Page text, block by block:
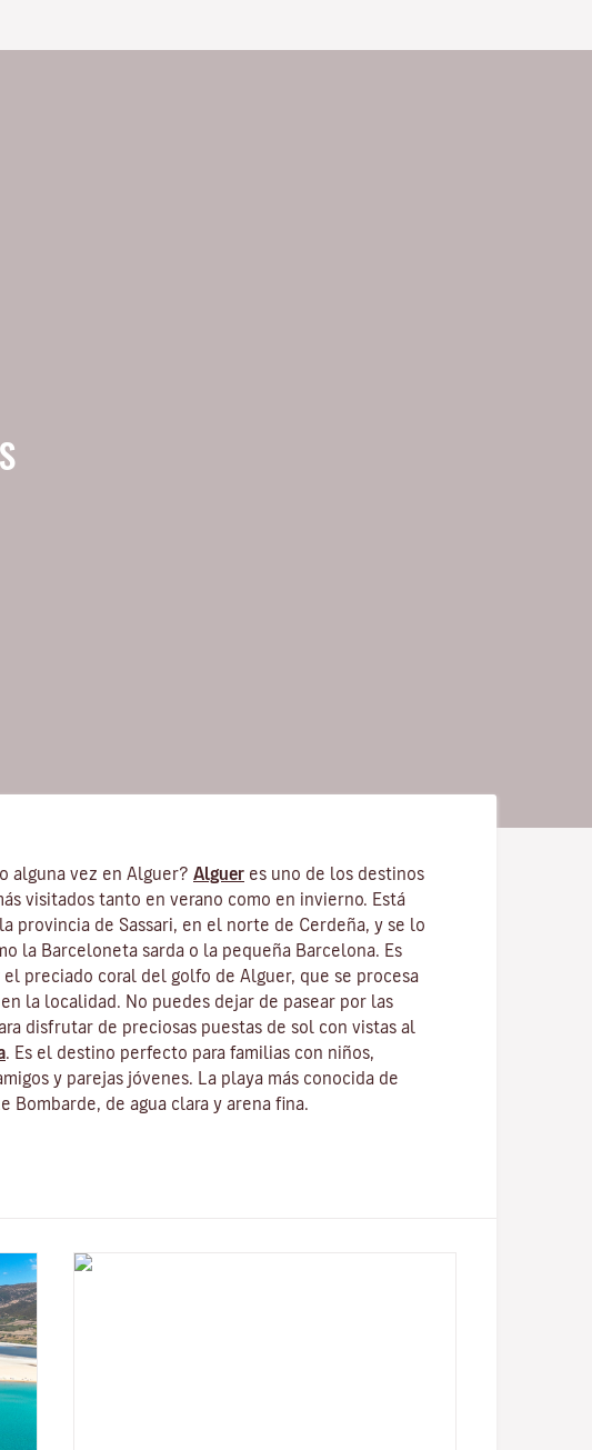
alguna vez en Alguer? Alguer es uno de los destinos
visitados tanto en verano como en invierno. Está
provincia de Sassari, en el norte de Cerdeña, y se lo
la Barceloneta sarda o la pequeña Barcelona. Es
el preciado coral del golfo de Alguer, que se procesa
la localidad. No puedes dejar de pasear por las
disfrutar de preciosas puestas de sol con vistas al
. Es el destino perfecto para familias con niños,
y parejas jóvenes. La playa más conocida de
Bombarde, de agua clara y arena fina.